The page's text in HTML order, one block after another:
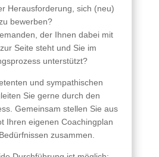
Herausforderung, sich (neu)
bewerben?
der Ihnen dabei mit
Seite steht und Sie im
unterstützt?
und sympathischen
Sie gerne durch den
Gemeinsam stellen Sie aus
Ihren eigenen Coachingplan
zusammen.